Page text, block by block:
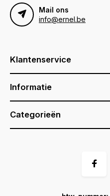
Mail ons
info@ernel.be
Klantenservice
Informatie
Categorieën